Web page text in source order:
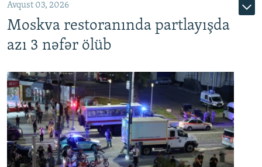
Avqust 03, 2026
Moskva restoranında partlayışda
azı 3 nəfər ölüb